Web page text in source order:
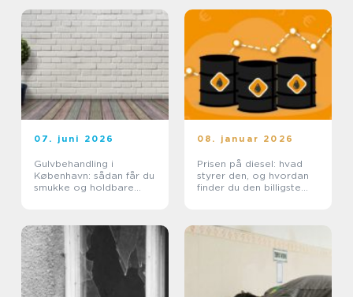
07. juni 2026
Gulvbehandling i
København: sådan får du
smukke og holdbare
08. januar 2026
Prisen på diesel: hvad
styrer den, og hvordan
finder du den billigste